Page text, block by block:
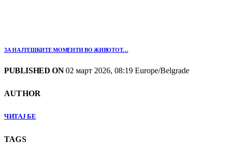
ЗА НАЈТЕШКИТЕ МОМЕНТИ ВО ЖИВОТОТ…
PUBLISHED ON02 март 2026, 08:19 Europe/Belgrade
AUTHOR
ЧИТАЈ БЕ
TAGS